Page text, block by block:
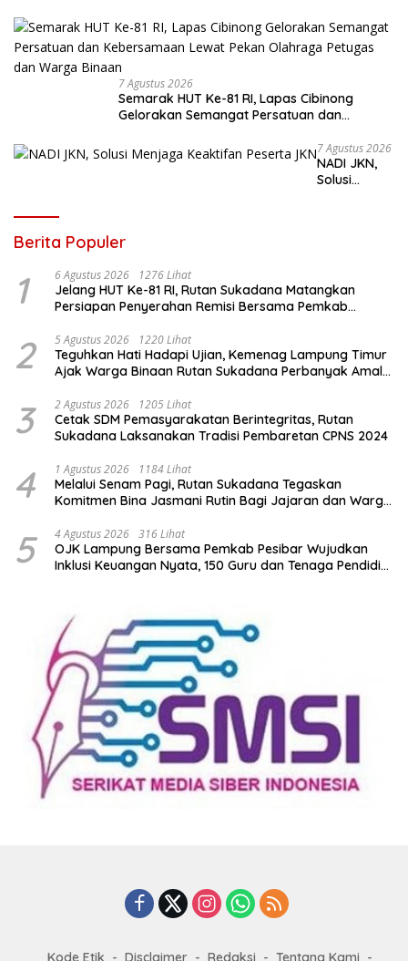
Sosial
7 Agustus 2026
Semarak HUT Ke-81 RI, Lapas Cibinong
Gelorakan Semangat Persatuan dan
Petugas dan Warga Binaan
7 Agustus 2026
NADI JKN,
Solusi
Berita Populer
1 6 Agustus 2026 1276 Lihat
Jelang HUT Ke-81 RI, Rutan Sukadana Matangkan
Persiapan Penyerahan Remisi Bersama Pemkab
2 5 Agustus 2026 1220 Lihat
Teguhkan Hati Hadapi Ujian, Kemenag Lampung Timur
Ajak Warga Binaan Rutan Sukadana Perbanyak Amal
3 2 Agustus 2026 1205 Lihat
Cetak SDM Pemasyarakatan Berintegritas, Rutan
Sukadana Laksanakan Tradisi Pembaretan CPNS 2024
4 1 Agustus 2026 1184 Lihat
Melalui Senam Pagi, Rutan Sukadana Tegaskan
Komitmen Bina Jasmani Rutin Bagi Jajaran dan Warga
5 4 Agustus 2026 316 Lihat
OJK Lampung Bersama Pemkab Pesibar Wujudkan
Inklusi Keuangan Nyata, 150 Guru dan Tenaga Pendidik
Kode Etik Disclaimer Redaksi Tentang Kami